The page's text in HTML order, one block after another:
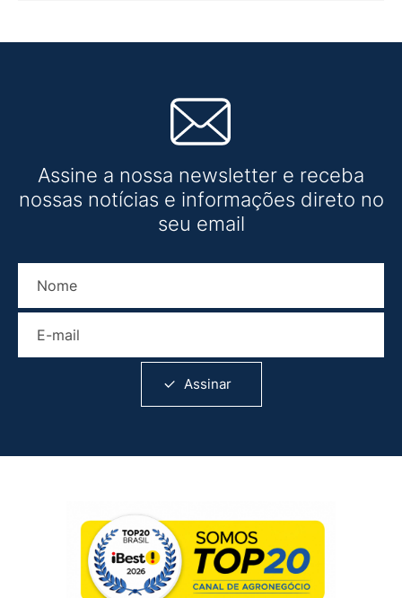
Assine a nossa newsletter e receba
nossas notícias e informações direto no
seu email
Assinar